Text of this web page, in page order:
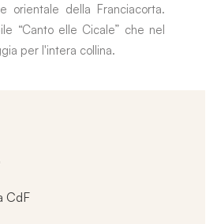
orientale della Franciacorta.
“Canto elle Cicale” che nel
per l'intera collina.
CdF